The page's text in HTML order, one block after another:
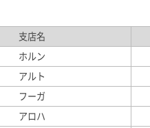
支店名
ホルン
アルト
フーガ
アロハ